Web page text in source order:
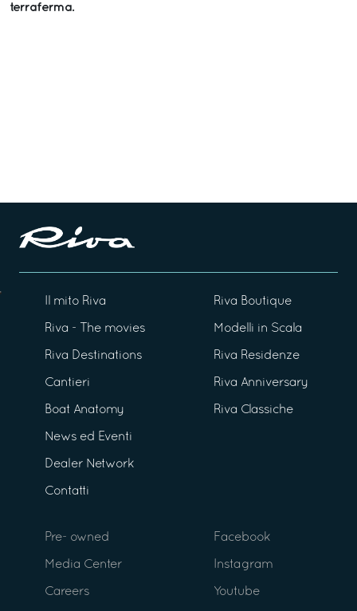
terraferma.
Il mito Riva
Riva - The movies
Riva Destinations
Cantieri
Boat Anatomy
News ed Eventi
Dealer Network
Contatti
Riva Boutique
Modelli in Scala
Riva Residenze
Riva Anniversary
Riva Classiche
Pre- owned
Media Center
Careers
Facebook
Instagram
Youtube